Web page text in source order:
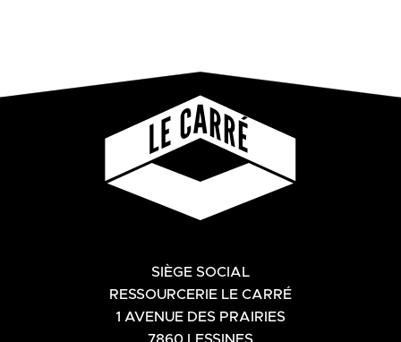
SIÈGE SOCIAL
RESSOURCERIE LE CARRÉ
1 AVENUE DES PRAIRIES